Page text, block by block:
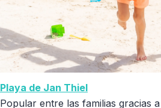
Playa de Jan Thiel
Popular entre las familias gracias